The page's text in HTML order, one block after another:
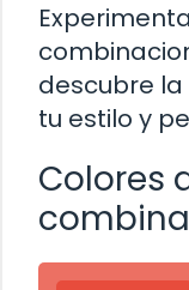
descubre
tu estilo y
Colores